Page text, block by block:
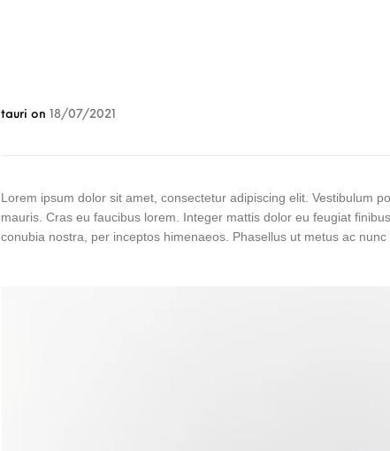
tauri on 18/07/2021
Lorem ipsum dolor sit amet, consectetur adipiscing elit. Vestibulum
mauris. Cras eu faucibus lorem. Integer mattis dolor eu feugiat
conubia nostra, per inceptos himenaeos. Phasellus ut metus ac